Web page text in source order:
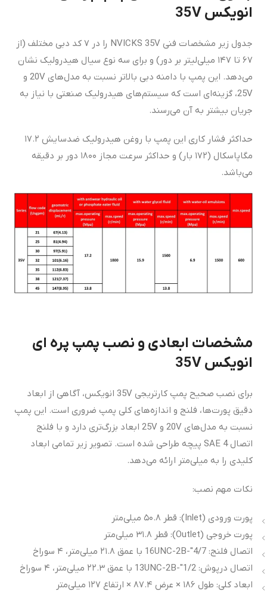
انویکس 35V
جدول زیر مشخصات فنی NVICKS 35V را در ۷ کد دبی مختلف (از
۶۷ تا ۱۴۷ میلی‌لیتر بر دور) و برای سه نوع سیال هیدرولیک نشان
می‌دهد. این پمپ با دامنه دبی بالاتر نسبت به مدل‌های 20V و
25V، گزینه‌ای است که سیستم‌های هیدرولیک صنعتی با نیاز به
جریان بیشتر به آن می‌رسند.
حداکثر فشار کاری این پمپ با روغن هیدرولیک ضدسایش ۱۷.۲
مگاپاسکال (۱۷۲ بار) و حداکثر سرعت مجاز ۱۸۰۰ دور بر دقیقه
می‌باشد.
مشخصات ابعادی و نصب پمپ پره ای
انویکس 35V
برای نصب صحیح پمپ کارتریجی 35V انویکس، آگاهی از ابعاد
دقیق پورت‌ها، فلنج و اندازه‌های کلی پمپ ضروری است. این پمپ
نسبت به مدل‌های 20V و 25V ابعاد بزرگ‌تری دارد و با فلنج
اتصال SAE 4 پیچه طراحی شده است. تصویر زیر تمامی ابعاد
کلیدی را به میلی‌متر ارائه می‌دهد.
نکات مهم نصب:
پورت ورودی (Inlet): قطر ۵۰.۸ میلی‌متر
پورت خروجی (Outlet): قطر ۳۱.۸ میلی‌متر
اتصال فلنج: 4/7″-16UNC-2B با عمق ۲۱.۸ میلی‌متر، ۴ سوراخ
اتصال درپوش: 1/2″-13UNC-2B با عمق ۲۲.۳ میلی‌متر، ۴ سوراخ
ابعاد کلی: طول ۱۸۶ × عرض ۸۷.۴ × ارتفاع ۱۲۷ میلی‌متر